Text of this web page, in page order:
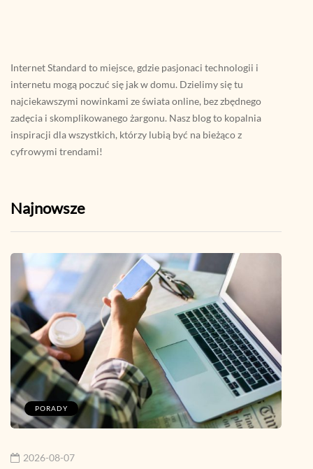
Internet Standard to miejsce, gdzie pasjonaci technologii i
internetu mogą poczuć się jak w domu. Dzielimy się tu
najciekawszymi nowinkami ze świata online, bez zbędnego
zadęcia i skomplikowanego żargonu. Nasz blog to kopalnia
inspiracji dla wszystkich, którzy lubią być na bieżąco z
cyfrowymi trendami!
Najnowsze
PORADY
2026-08-07